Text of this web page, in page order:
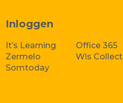
Inloggen
It’s Learning
Office 365
Zermelo
Wis Collect
Somtoday